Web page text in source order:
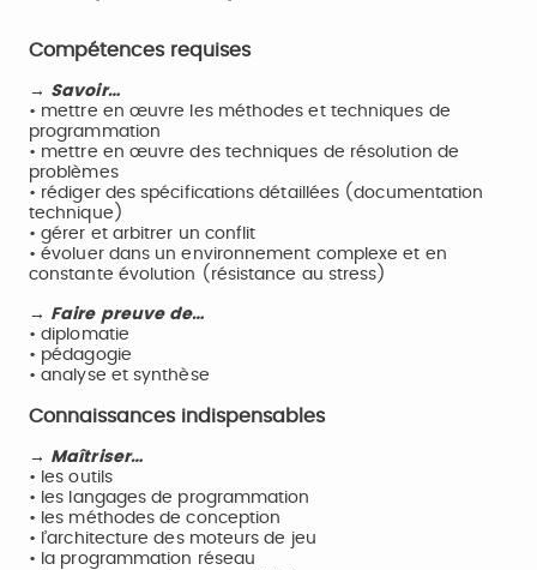
Compétences requises
→ Savoir…
• mettre en œuvre les méthodes et techniques de
programmation
• mettre en œuvre des techniques de résolution de
problèmes
• rédiger des spécifications détaillées (documentation
technique)
• gérer et arbitrer un conflit
• évoluer dans un environnement complexe et en
constante évolution (résistance au stress)
→ Faire preuve de…
• diplomatie
• pédagogie
• analyse et synthèse
Connaissances indispensables
→ Maîtriser…
• les outils
• les langages de programmation
• les méthodes de conception
• l’architecture des moteurs de jeu
• la programmation réseau